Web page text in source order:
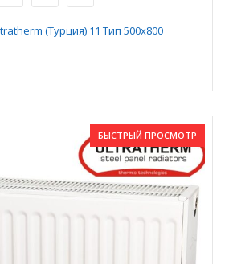
(Турция) 11 Тип 500х800
БЫСТРЫЙ ПРОСМОТР